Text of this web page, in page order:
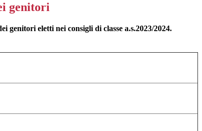
genitori
genitori eletti nei consigli di classe a.s.2023/2024.